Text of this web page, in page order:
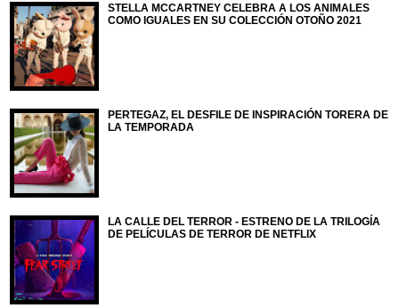
STELLA MCCARTNEY CELEBRA A LOS ANIMALES
COMO IGUALES EN SU COLECCIÓN OTOÑO 2021
PERTEGAZ, EL DESFILE DE INSPIRACIÓN TORERA DE
LA TEMPORADA
LA CALLE DEL TERROR - ESTRENO DE LA TRILOGÍA
DE PELÍCULAS DE TERROR DE NETFLIX